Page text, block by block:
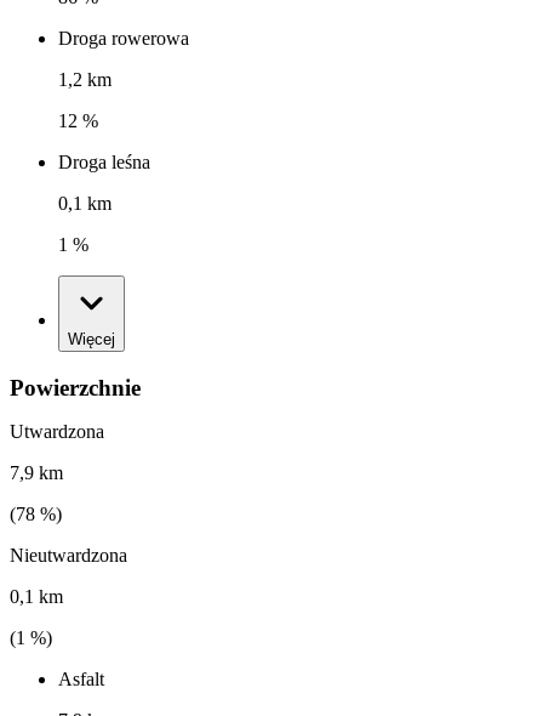
Droga rowerowa
1,2 km
12 %
Droga leśna
0,1 km
1 %
Więcej
Powierzchnie
Utwardzona
7,9 km
(78 %)
Nieutwardzona
0,1 km
(1 %)
Asfalt